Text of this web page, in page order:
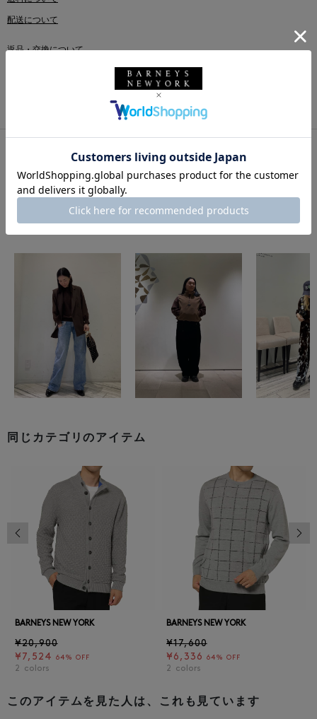
配送について
返品・交換について
このアイテムをシェアする
同じカテゴリのアイテム
BARNEYS NEW YORK
¥20,900
¥7,524
64% OFF
2 colors
BARNEYS NEW YORK
¥17,600
¥6,336
64% OFF
2 colors
前の画像
このアイテムを見た人は、これも見ています